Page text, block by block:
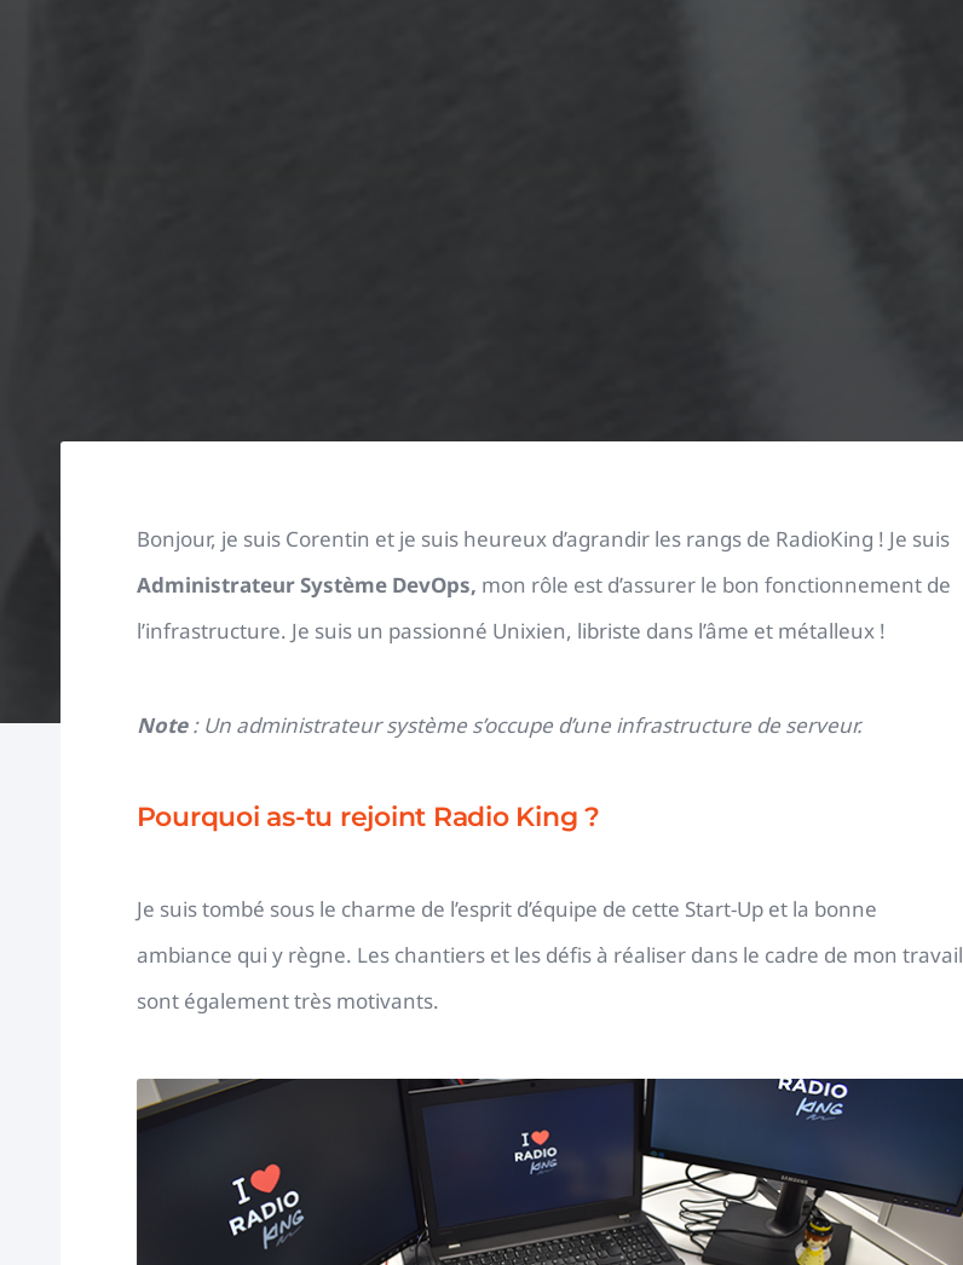
Bonjour, je suis Corentin et je suis heureux d’agrandir les rangs de RadioKing ! Je suis
Administrateur Système DevOps, mon rôle est d’assurer le bon fonctionnement de
l’infrastructure. Je suis un passionné Unixien, libriste dans l’âme et métalleux !
Note: Un administrateur système s’occupe d’une infrastructure de serveur.
Pourquoi as-tu rejoint Radio King ?
Je suis tombé sous le charme de l’esprit d’équipe de cette Start-Up et la bonne
ambiance qui y règne. Les chantiers et les défis à réaliser dans le cadre de mon travail
sont également très motivants.